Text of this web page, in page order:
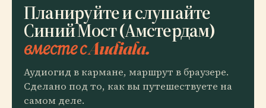
Планируйте и слушайте
Синий Мост (Амстердам)
вместе с Audiala.
Аудиогид в кармане, маршрут в браузере.
Сделано под то, как вы путешествуете на
самом деле.